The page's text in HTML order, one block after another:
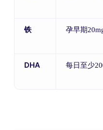
铁 孕早期
DHA 每日至少